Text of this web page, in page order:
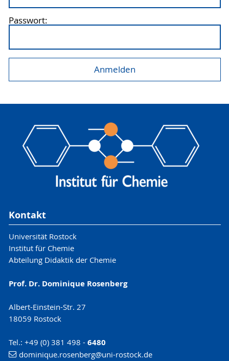
Passwort:
Kontakt
Universität Rostock
Institut für Chemie
Abteilung Didaktik der Chemie
Prof. Dr. Dominique Rosenberg
Albert-Einstein-Str. 27
18059 Rostock
Tel.: +49 (0) 381 498 - 6480
dominique.rosenberg@uni-rostock.de